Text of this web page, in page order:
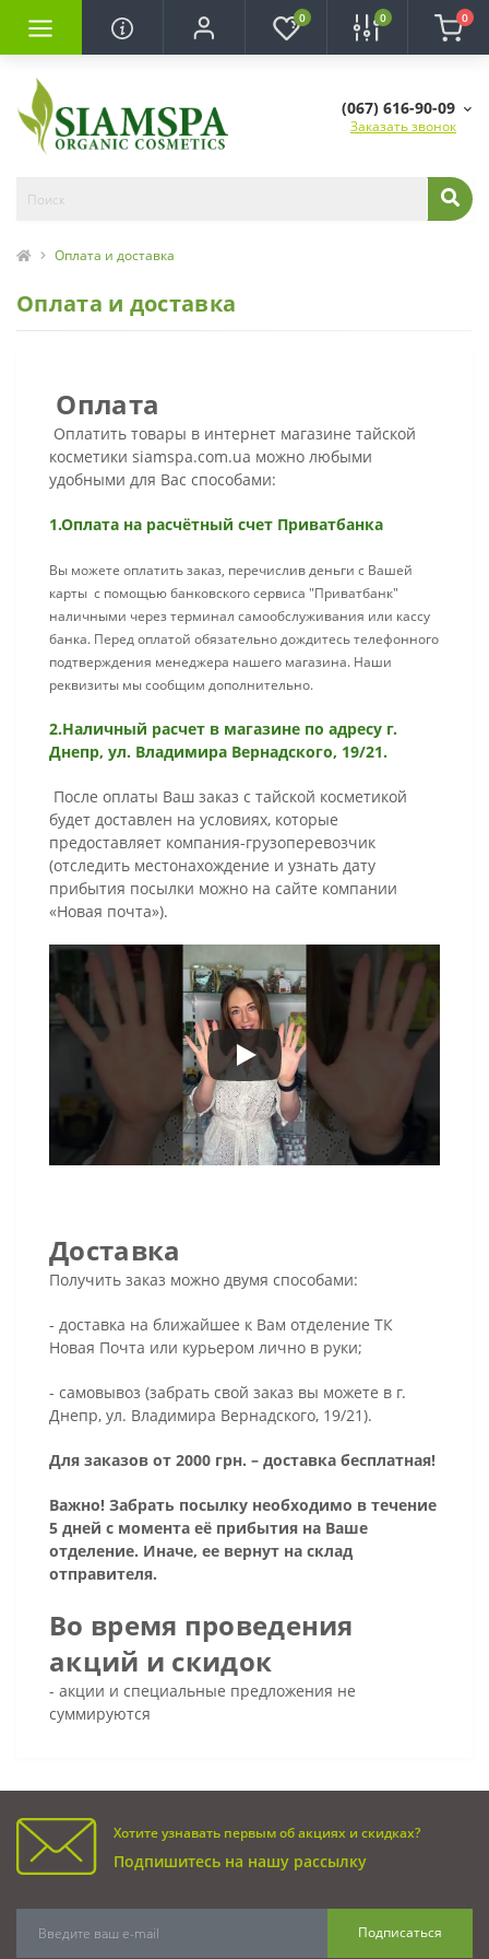
0 0 0
(067) 616-90-09
Заказать звонок
Оплата и доставка
Оплата и доставка
Оплата
Оплатить товары в интернет магазине тайской
косметики siamspa.com.ua можно любыми
удобными для Вас способами:
1.Оплата на расчётный счет Приватбанка
Вы можете оплатить заказ, перечислив деньги с Вашей
карты с помощью банковского сервиса "Приватбанк"
наличными через терминал самообслуживания или кассу
банка. Перед оплатой обязательно дождитесь телефонного
подтверждения менеджера нашего магазина. Наши
реквизиты мы сообщим дополнительно.
2.Наличный расчет в магазине по адресу г.
Днепр, ул. Владимира Вернадского, 19/21.
После оплаты Ваш заказ с тайской косметикой
будет доставлен на условиях, которые
предоставляет компания-грузоперевозчик
(отследить местонахождение и узнать дату
прибытия посылки можно на сайте компании
«Новая почта»).
Доставка
Получить заказ можно двумя способами:
- доставка на ближайшее к Вам отделение ТК
Новая Почта или курьером лично в руки;
- самовывоз (забрать свой заказ вы можете в г.
Днепр, ул. Владимира Вернадского, 19/21).
Для заказов от 2000 грн. – доставка бесплатная!
Важно! Забрать посылку необходимо в течение
5 дней с момента её прибытия на Ваше
отделение. Иначе, ее вернут на склад
отправителя.
Во время проведения
акций и скидок
- акции и специальные предложения не
суммируются
Хотите узнавать первым об акциях и скидках?
Подпишитесь на нашу рассылку
Подписаться